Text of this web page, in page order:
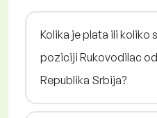
Kolika je plata ili koliko
poziciji Rukovodilac
Republika Srbija?